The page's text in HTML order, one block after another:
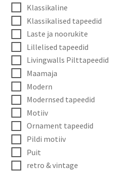
Klassikaline
Klassikalised tapeedid
Laste ja noorukite
Lillelised tapeedid
Livingwalls Pilttapeedid
Maamaja
Modern
Modernsed tapeedid
Motiiv
Ornament tapeedid
Pildi motiiv
Puit
retro & vintage